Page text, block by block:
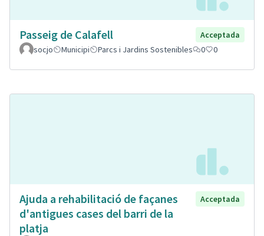
Passeig de Calafell
Acceptada
socjo
Municipi Parcs i Jardins Sostenibles 0 0
Ajuda a rehabilitació de façanes
d'antigues cases del barri de la
platja
Acceptada